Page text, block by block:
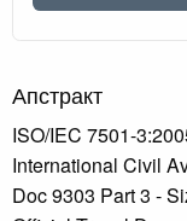
Апстракт
ISO/IEC 7501-
International Civil
Doc 9303 Part 3 -